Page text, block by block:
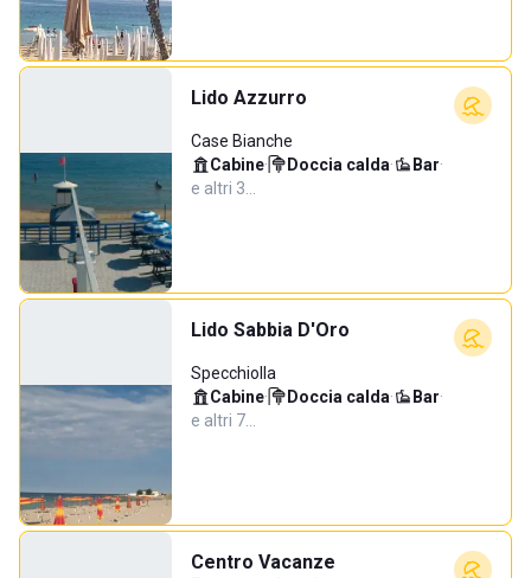
Lido Azzurro
Case Bianche
Cabine· Doccia calda· Bar·
e altri 3…
Lido Sabbia D'Oro
Specchiolla
Cabine· Doccia calda· Bar·
e altri 7…
Centro Vacanze